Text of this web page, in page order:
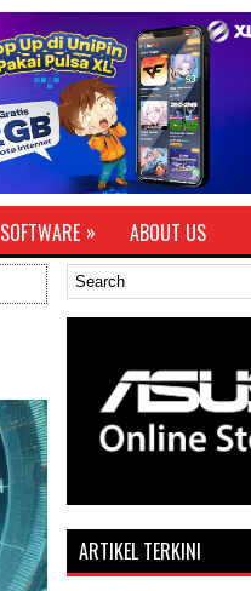
SOFTWARE » ABOUT US
ARTIKEL TERKINI